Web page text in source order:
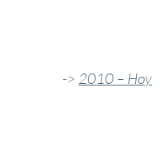
-> 2010 – Hoy